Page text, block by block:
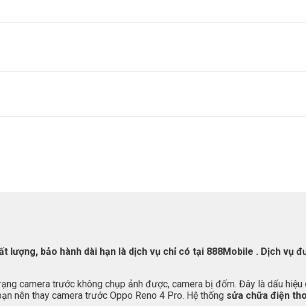
lượng, bảo hành dài hạn là dịch vụ chỉ có tại 888Mobile . Dịch vụ
camera trước không chụp ảnh được, camera bị đốm. Đây là dấu
nên thay camera trước Oppo Reno 4 Pro. Hệ thống sửa chữa điện